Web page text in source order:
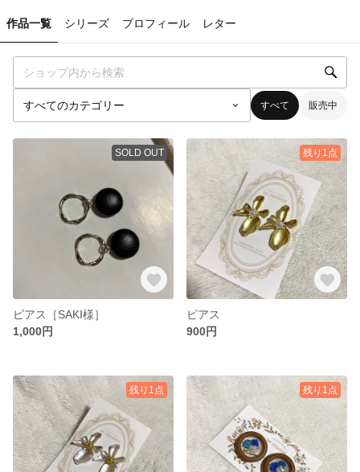
作品一覧 シリーズ プロフィール レター
すべて 販売中
SOLD OUT
ピアス［SAKI様］
1,000円
残り1点
ピアス
900円
残り1点 残り1点